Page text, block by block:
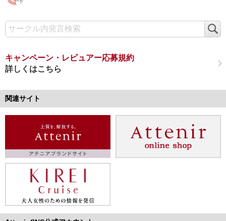
索
キャンペーン・レビュアー応募規約
詳しくはこちら
関連サイト